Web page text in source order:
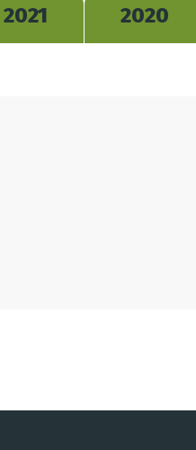
2021 2020